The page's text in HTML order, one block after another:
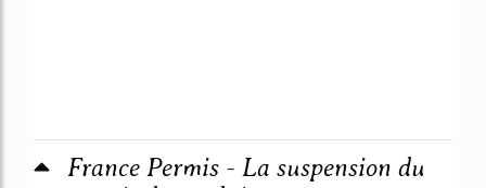
France Permis - La suspension du